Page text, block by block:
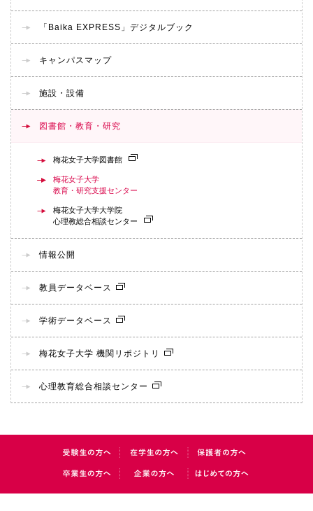
「Baika EXPRESS」デジタルブック
キャンパスマップ
施設・設備
図書館・教育・研究
梅花女子大学図書館
梅花女子大学
教育・研究支援センター
梅花女子大学大学院
心理教総合相談センター
情報公開
教員データベース
学術データベース
梅花女子大学 機関リポジトリ
心理教育総合相談センター